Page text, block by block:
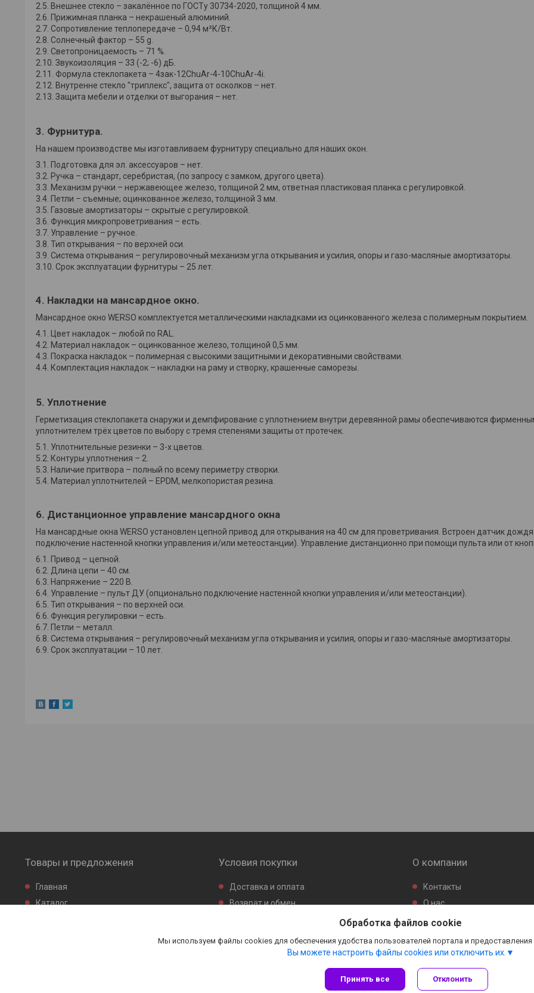
2.5. Внешнее стекло – закалённое по ГОСТу 30734-2020, толщиной 4 мм.
2.6. Прижимная планка – некрашеный алюминий.
2.7. Сопротивление теплопередаче – 0,94 м²К/Вт.
2.8. Солнечный фактор – 55 g.
2.9. Светопроницаемость – 71 %.
2.10. Звукоизоляция – 33 (-2; -6) дБ.
2.11. Формула стеклопакета – 4зак-12ChuAr-4-10ChuAr-4i.
2.12. Внутренне стекло "триплекс", защита от осколков – нет.
2.13. Защита мебели и отделки от выгорания – нет.
3. Фурнитура.
На нашем производстве мы изготавливаем фурнитуру специально для наших окон.
3.1. Подготовка для эл. аксессуаров – нет.
3.2. Ручка – стандарт, серебристая, (по запросу с замком, другого цвета).
3.3. Механизм ручки – нержавеющее железо, толщиной 2 мм, ответная пластиковая планка с регулировкой.
3.4. Петли – съемные; оцинкованное железо, толщиной 3 мм.
3.5. Газовые амортизаторы – скрытые с регулировкой.
3.6. Функция микропроветривания – есть.
3.7. Управление – ручное.
3.8. Тип открывания – по верхней оси.
3.9. Система открывания – регулировочный механизм угла открывания и усилия, опоры и газо-масляные амортизаторы.
3.10. Срок эксплуатации фурнитуры – 25 лет.
4. Накладки на мансардное окно.
Мансардное окно WERSO комплектуется металлическими накладками из оцинкованного железа с полимерным покрытием.
4.1. Цвет накладок – любой по RAL.
4.2. Материал накладок – оцинкованное железо, толщиной 0,5 мм.
4.3. Покраска накладок – полимерная с высокими защитными и декоративными свойствами.
4.4. Комплектация накладок – накладки на раму и створку, крашенные саморезы.
5. Уплотнение
Герметизация стеклопакета снаружи и демпфирование с уплотнением внутри деревянной рамы обеспечиваются
уплотнителем трёх цветов по выбору с тремя степенями защиты от протечек.
5.1. Уплотнительные резинки – 3-х цветов.
5.2. Контуры уплотнения – 2.
5.3. Наличие притвора – полный по всему периметру створки.
5.4. Материал уплотнителей – EPDM, мелкопористая резина.
6. Дистанционное управление мансардного окна
На мансардные окна WERSO установлен цепной привод для открывания на 40 см для проветривания. Встроен датчик
подключение настенной кнопки управления и/или метеостанции). Управление дистанционно при помощи пульта или от
6.1. Привод – цепной.
6.2. Длина цепи – 40 см.
6.3. Напряжение – 220 В.
6.4. Управление – пульт ДУ (опционально подключение настенной кнопки управления и/или метеостанции).
6.5. Тип открывания – по верхней оси.
6.6. Функция регулировки – есть.
6.7. Петли – металл.
6.8. Система открывания – регулировочный механизм угла открывания и усилия, опоры и газо-масляные амортизаторы.
6.9. Срок эксплуатации – 10 лет.
Товары и предложения
Главная
Каталог
Условия покупки
Доставка и оплата
Возврат и обмен
О компании
Контакты
О нас
Сайт создан на платформе Deal.by
Политика обработки файлов cookies
Обработка файлов cookie
Мы используем файлы cookies для обеспечения удобства пользователей портала и
Вы можете настроить файлы cookies или отключить их.
Принять все Отклонить